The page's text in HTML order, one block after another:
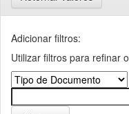
Adicionar filtros:
Utilizar filtros para refinar